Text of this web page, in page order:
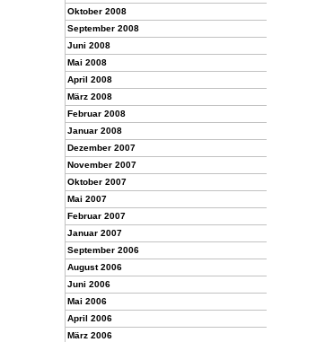
Oktober 2008
September 2008
Juni 2008
Mai 2008
April 2008
März 2008
Februar 2008
Januar 2008
Dezember 2007
November 2007
Oktober 2007
Mai 2007
Februar 2007
Januar 2007
September 2006
August 2006
Juni 2006
Mai 2006
April 2006
März 2006